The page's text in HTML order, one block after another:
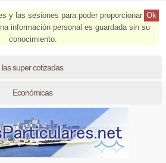
Ok
y las sesiones para poder proporcionar
información personal es guardada sin su
conocimiento.
las super cotizadas
Económicas